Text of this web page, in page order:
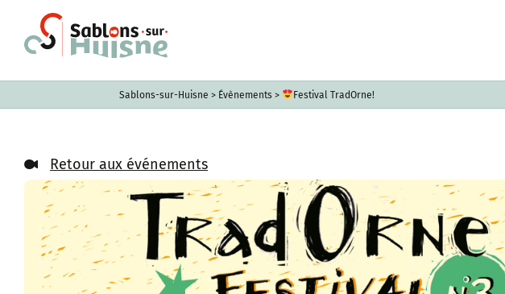
Sablons-sur-Huisne > Évènements > Festival TradOrne!
Retour aux événements